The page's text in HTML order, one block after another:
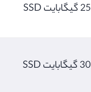
25 گیگابایت SSD
30 گیگابایت SSD